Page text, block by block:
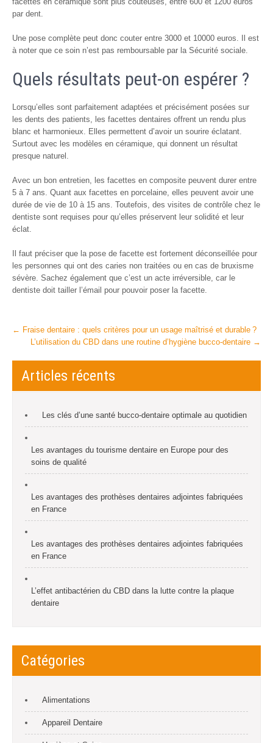
par dent.
Une pose complète peut donc couter entre 3000 et 10000 euros. Il est
à noter que ce soin n’est pas remboursable par la Sécurité sociale.
Quels résultats peut-on espérer ?
Lorsqu’elles sont parfaitement adaptées et précisément posées sur
les dents des patients, les facettes dentaires offrent un rendu plus
blanc et harmonieux. Elles permettent d’avoir un sourire éclatant.
Surtout avec les modèles en céramique, qui donnent un résultat
presque naturel.
Avec un bon entretien, les facettes en composite peuvent durer entre
5 à 7 ans. Quant aux facettes en porcelaine, elles peuvent avoir une
durée de vie de 10 à 15 ans. Toutefois, des visites de contrôle chez le
dentiste sont requises pour qu’elles préservent leur solidité et leur
éclat.
Il faut préciser que la pose de facette est fortement déconseillée pour
les personnes qui ont des caries non traitées ou en cas de bruxisme
sévère. Sachez également que c’est un acte irréversible, car le
dentiste doit tailler l’émail pour pouvoir poser la facette.
Post
navigation
← Fraise dentaire : quels critères pour un usage maîtrisé et durable ?
L’utilisation du CBD dans une routine d’hygiène bucco-dentaire →
Articles récents
Les clés d’une santé bucco-dentaire optimale au quotidien
Les avantages du tourisme dentaire en Europe pour des
soins de qualité
Les avantages des prothèses dentaires adjointes fabriquées
en France
Les avantages des prothèses dentaires adjointes fabriquées
en France
L’effet antibactérien du CBD dans la lutte contre la plaque
dentaire
Catégories
Alimentations
Appareil Dentaire